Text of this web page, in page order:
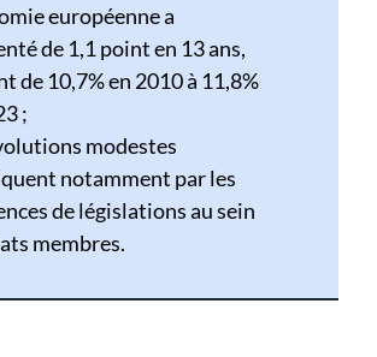
européenne a
de 1,1 point en 13 ans,
de 10,7% en 2010 à 11,8%
;
modestes
notamment par les
de législations au sein
membres.